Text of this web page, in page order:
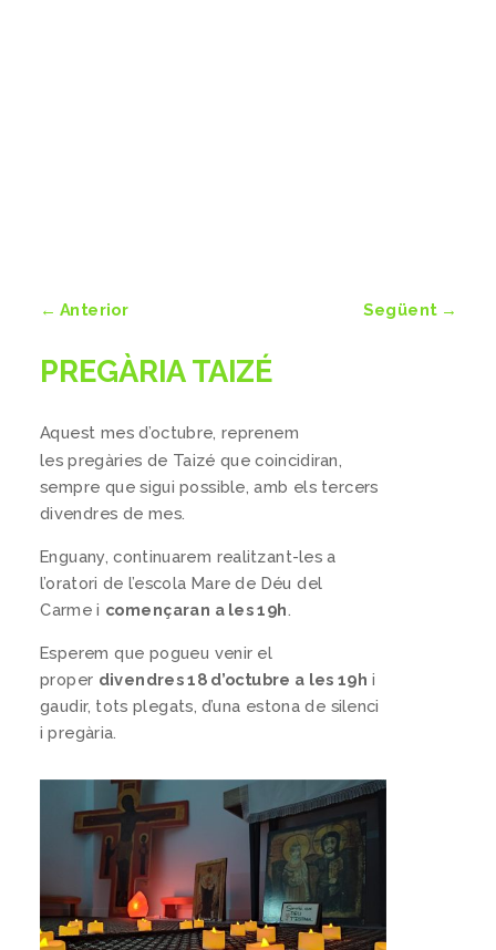
← Anterior Següent→
PREGÀRIA TAIZÉ
Aquest mes d’octubre, reprenem
les pregàries de Taizé que coincidiran,
sempre que sigui possible, amb els tercers
divendres de mes.
Enguany, continuarem realitzant-les a
l’oratori de l’escola Mare de Déu del
Carme i començaran a les 19h
Esperem que pogueu venir el
proper divendres 18 d’octubre a les 19h i
gaudir, tots plegats, d’una estona de silenci
i pregària.